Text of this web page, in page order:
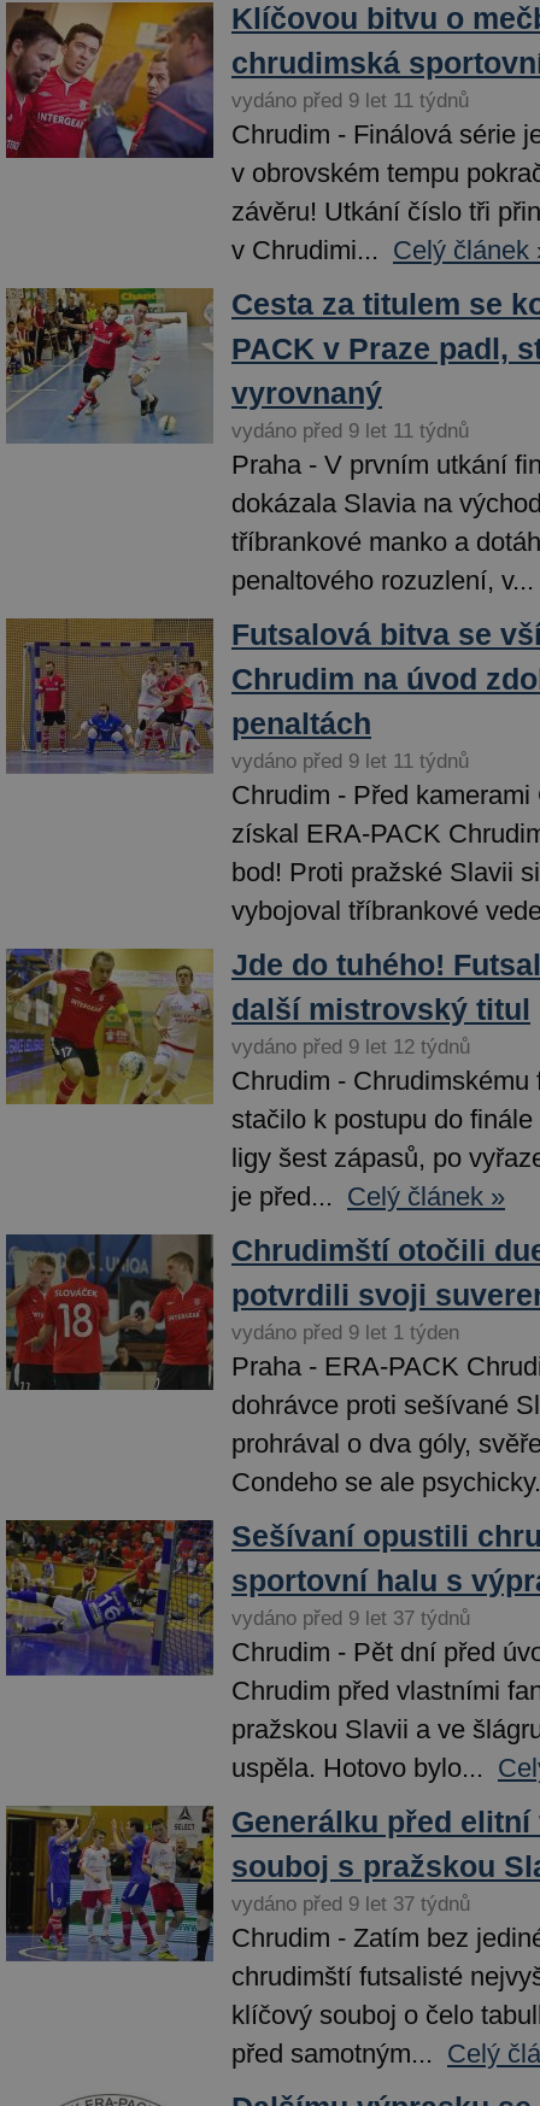
Klíčovou bitvu o
chrudimská
vydáno před 9 let 11 týdnů
Chrudim - Finálová série
v obrovském tempu
závěru! Utkání číslo tři
v Chrudimi... Celý článek
Cesta za titulem se
PACK v Praze padl,
vyrovnaný
vydáno před 9 let 11 týdnů
Praha - V prvním utkání
dokázala Slavia na
tříbrankové manko a
penaltového rozuzlení, v...
Futsalová bitva se
Chrudim na úvod
penaltách
vydáno před 9 let 11 týdnů
Chrudim - Před
získal ERA-PACK
bod! Proti pražské Slavii
vybojoval tříbrankové
Jde do tuhého!
další mistrovský titul
vydáno před 9 let 12 týdnů
Chrudim -
stačilo k postupu do
ligy šest zápasů, po
je před... Celý článek »
Chrudimští otočili
potvrdili svoji
vydáno před 9 let 1 týden
Praha - ERA-PACK
dohrávce proti sešívané
prohrával o dva góly,
Condeho se ale
Sešívaní opustili
sportovní halu s
vydáno před 9 let 37 týdnů
Chrudim - Pět dní před
Chrudim před vlastními
pražskou Slavii a ve
uspěla. Hotovo bylo...
Generálku před
souboj s pražskou
vydáno před 9 let 37 týdnů
Chrudim - Zatím bez
chrudimští futsalisté
klíčový souboj o čelo
před samotným... Celý